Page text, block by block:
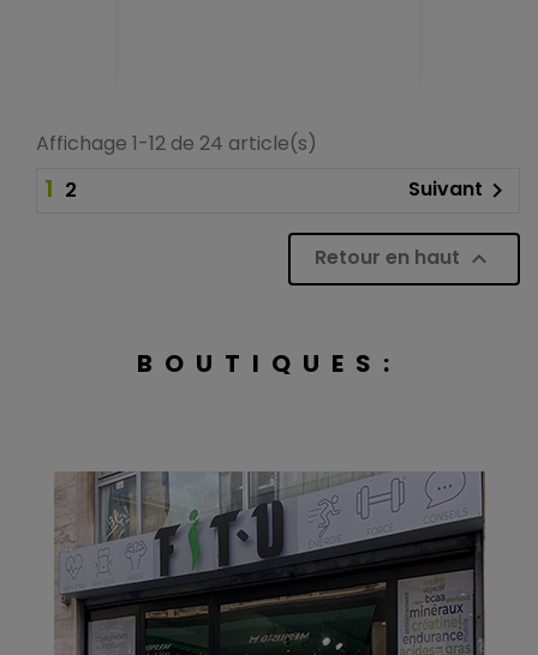
Affichage 1-12 de 24 article(s)
1 2 Suivant 
Retour en haut 
BOUTIQUES: